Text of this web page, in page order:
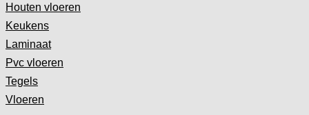
Houten vloeren
Keukens
Laminaat
Pvc vloeren
Tegels
Vloeren